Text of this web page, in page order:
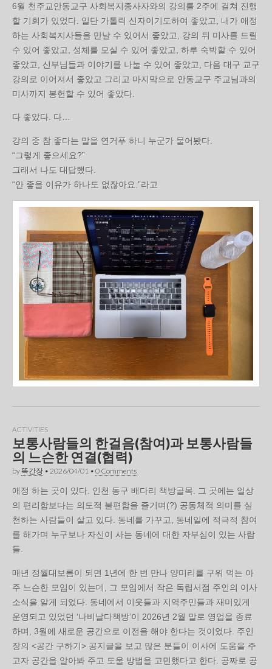
6월 천주교안동교구 사회복지종사자와의 강의를 2주에 걸쳐 진행
할 기회가 있었다. 일단 가톨릭 신자이기도하여 좋았고, 내가 애정
하는 사회복지사들을 만날 수 있어서 좋았고, 강의 뒤 미사를 드릴
수 있어 좋았고, 성체를 모실 수 있어 좋았고, 하루 숙박할 수 있어
좋았고, 신부님들과 이야기를 나눌 수 있어 좋았고, 다음 대구 교구
강의로 이어져서 좋았고 그리고 마지막으로 안동교구 주교님과의
미사까지 봉헌할 수 있어 좋았다.
다 좋았다. 다…
강의 중 참 좋다는 말을 연거푸 하니 누군가 물어봤다.
“그렇게 좋으세요?”
그래서 나도 대답했다.
“안 좋을 이유가 하나도 없잖아요.”라고
ACTIVITIES
보통사람들의 한걸음(참여)과 보통사람들
의 느슨한 연결(협력)
by 똑간장 • 2026/04/01 • 0 Comments
애정 하는 곳이 있다. 인천 동구 배다리 책방골목. 그 곳에는 일상
의 편리함보다는 의도적 불편함을 즐기며(?) 공동체적 의미를 실
천하는 사람들이 살고 있다. 동네를 가꾸고, 동네일에 적극적 참여
를 해가며 누구보나 자신이 사는 동네에 대한 자부심이 있는 사람
들.
매년 정월대보름이 되면 1년에 한 번 만나 양미리를 구워 먹는 아
주 느슨한 모임이 있는데, 그 모임에서 작은 독립서점 주인의 이사
소식을 알게 되었다. 동네에서 이웃들과 지역주민들과 재미있게
운영되고 있었던 ‘나비날다책방’이 2026년 2월 말로 영업을 종료
하며, 3월에 새로운 공간으로 이전을 해야 한다는 것이었다. 주인
장의 <공간 구하기> 공지글을 보고 많은 분들이 이사에 도움을 주
고자 공간을 알아봐 주고 도울 방법을 고민했다고 한다. 공짜로 공